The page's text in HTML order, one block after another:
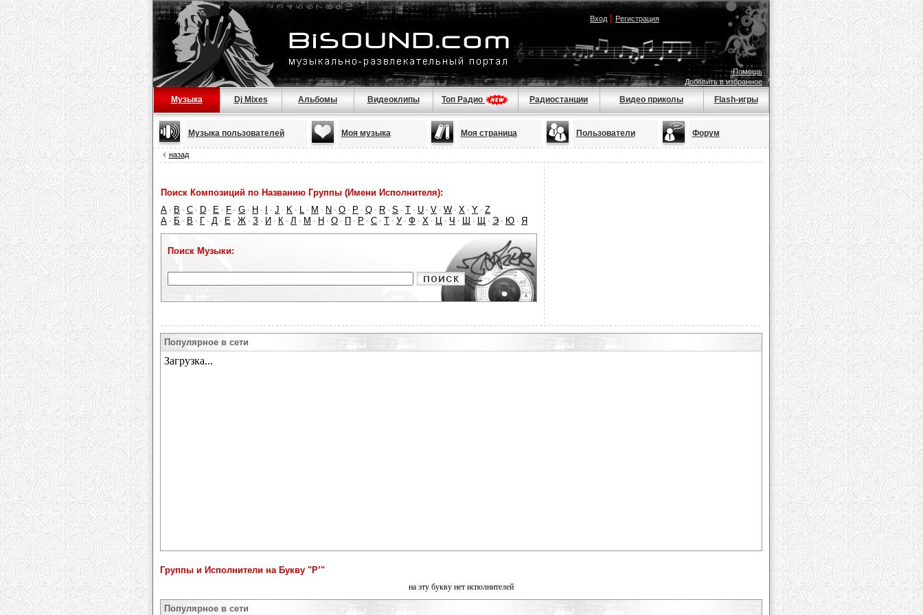
Вход| Регистрация
Помощь
Добавить в избранное
Музыка Dj Mixes Альбомы Видеоклипы Топ Радио Радиостанции Видео приколы Flash-игры
Музыка пользователей Моя музыка Моя страница Пользователи Форум
назад
Поиск Композиций по Названию Группы (Имени Исполнителя):
A · B · C · D · E · F · G · H · · J · K · L · M · N · O · P · Q · R · S · T · U · V · W · X · Y · Z
А · Б · В · Г · Д · Е · Ж · З · И · К · Л · М · Н · О · П · Р · С · Т · У · Ф · Х · Ц · Ч · Ш · Щ · Э · Ю · Я
Поиск Музыки:
Популярное в сети
Группы и Исполнители на Букву "Р’"
на эту букву нет исполнителей
Популярное в сети